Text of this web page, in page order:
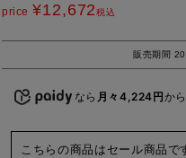
price ¥12,672税込
販売期間
なら 月々4,224円か
こちらの商品はセール商品で